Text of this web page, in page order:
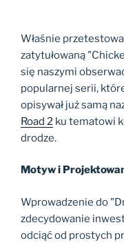
Właśnie
zatytułowaną
się naszymi
popularnej serii,
opisywał już samą
Road 2 ku tematowi
drodze.
Motyw i
Wprowadzenie do
zdecydowanie
odciąć od prostych